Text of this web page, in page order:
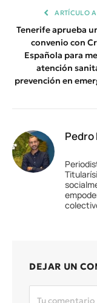
ARTÍCULO
Tenerife aprueba
convenio con
Española para
atención
prevención en
Pedro
DEJAR UN